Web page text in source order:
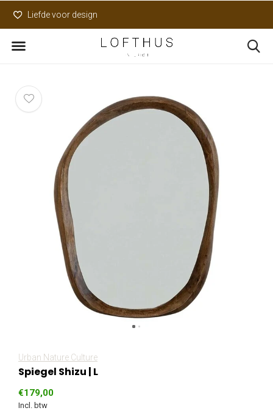
Liefde voor design
Urban Nature Culture
Spiegel Shizu | L
€179,00
Incl. btw